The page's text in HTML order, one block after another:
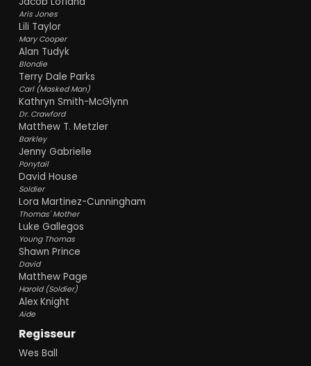
Aris Jones
Lili Taylor
Mary Cooper
Alan Tudyk
Blondie
Terry Dale Parks
Carl (Masked Man)
Kathryn Smith-McGlynn
Dr. Crawford
Matthew T. Metzler
Barkley
Jenny Gabrielle
Ponytail
David House
Soldier
Lora Martinez-Cunningham
Thomas' Mother
Luke Gallegos
Young Thomas
Shawn Prince
David
Matthew Page
Harold (Soldier)
Alex Knight
Aide
Regisseur
Wes Ball